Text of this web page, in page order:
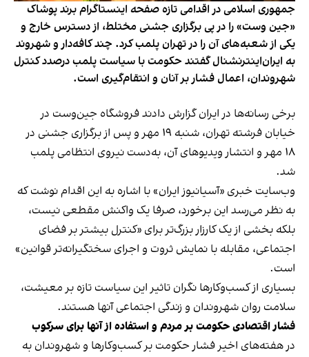
جمهوری اسلامی در اقدامی تازه صفحه اینستاگرام برند پوشاک
«جین وست» را در پی برگزاری جشنی مختلط، از دسترس خارج و
یکی از شعبه‌های آن را در تهران پلمب کرد. چند کافه‌‌دار و شهروند
به ایران‌اینترنشنال گفتند حکومت با سیاست پلمب درصدد کنترل
شهروندان، اعمال فشار بر آنان و انتقام‌گیری است.
برخی رسانه‌ها در ایران گزارش دادند فروشگاه جین‌وست در
خیابان فرشته تهران، شنبه ۱۹ مهر و پس از برگزاری جشنی در
۱۸ مهر و انتشار ویدیوهای آن، به‌دست نیروی انتظامی پلمب
شد.
وب‌سایت خبری «آسیانیوز ایران» با اشاره به این اقدام نوشت که
به نظر می‌رسد این برخورد، صرفا یک واکنش مقطعی نیست،
بلکه بخشی از یک کارزار بزرگ‌تر برای «کنترل بیشتر بر فضای
اجتماعی، مقابله با نمایش ثروت و اجرای سختگیرانه‌تر قوانین»
است.
بسیاری از کسب‌وکارها نگران تاثیر این سیاست‌ تازه بر معیشت،
سلامت روان شهروندان و زندگی اجتماعی آنها هستند.
فشار اقتصادی حکومت بر مردم و استفاده از آنها برای سرکوب
در هفته‌های اخیر فشار حکومت بر کسب‌وکارها و شهروندان به